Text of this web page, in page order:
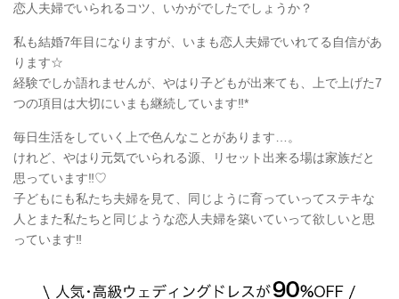
恋人夫婦でいられるコツ、いかがでしたでしょうか？
私も結婚7年目になりますが、いまも恋人夫婦でいれてる自信があ
ります☆
経験でしか語れませんが、やはり子どもが出来ても、上で上げた7
つの項目は大切にいまも継続しています‼︎*
毎日生活をしていく上で色んなことがあります…。
けれど、やはり元気でいられる源、リセット出来る場は家族だと
思っています‼︎♡
子どもにも私たち夫婦を見て、同じように育っていってステキな
人とまた私たちと同じような恋人夫婦を築いていって欲しいと思
っています‼︎